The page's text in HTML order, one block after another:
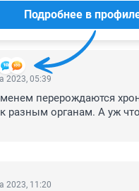
Подробнее в
2023, 05:39
перерождаются
разным органам. А уж
2023, 11:20